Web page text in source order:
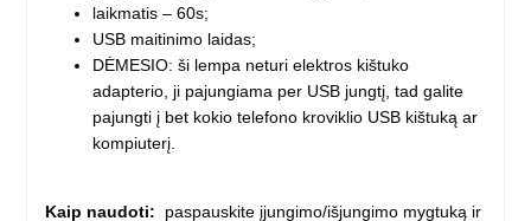
laikmatis – 60s;
USB maitinimo laidas;
DĖMESIO: ši lempa neturi elektros kištuko
adapterio, ji pajungiama per USB jungtį, tad galite
pajungti į bet kokio telefono kroviklio USB kištuką ar
kompiuterį.
Kaip naudoti: paspauskite įjungimo/išjungimo mygtuką ir